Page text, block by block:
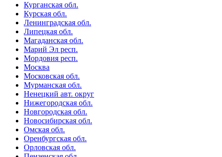
Курганская обл.
Курская обл.
Ленинградская обл.
Липецкая обл.
Магаданская обл.
Марий Эл респ.
Мордовия респ.
Москва
Московская обл.
Мурманская обл.
Ненецкий авт. округ
Нижегородская обл.
Новгородская обл.
Новосибирская обл.
Омская обл.
Оренбургская обл.
Орловская обл.